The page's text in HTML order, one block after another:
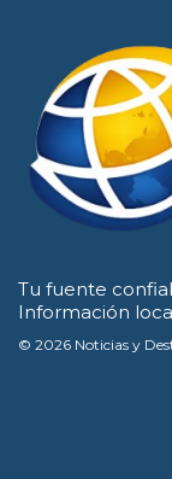
Tu fuente
Información
© 2026 Noticias y